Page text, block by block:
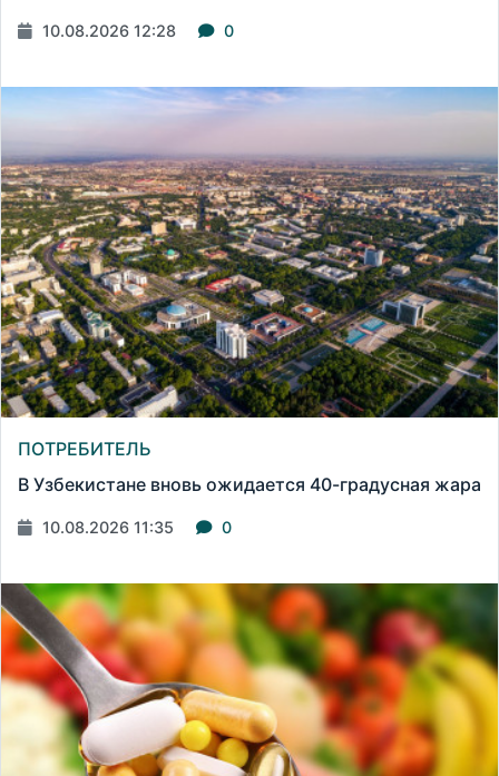
10.08.2026 12:28 0
ПОТРЕБИТЕЛЬ
В Узбекистане вновь ожидается 40-градусная жара
10.08.2026 11:35 0